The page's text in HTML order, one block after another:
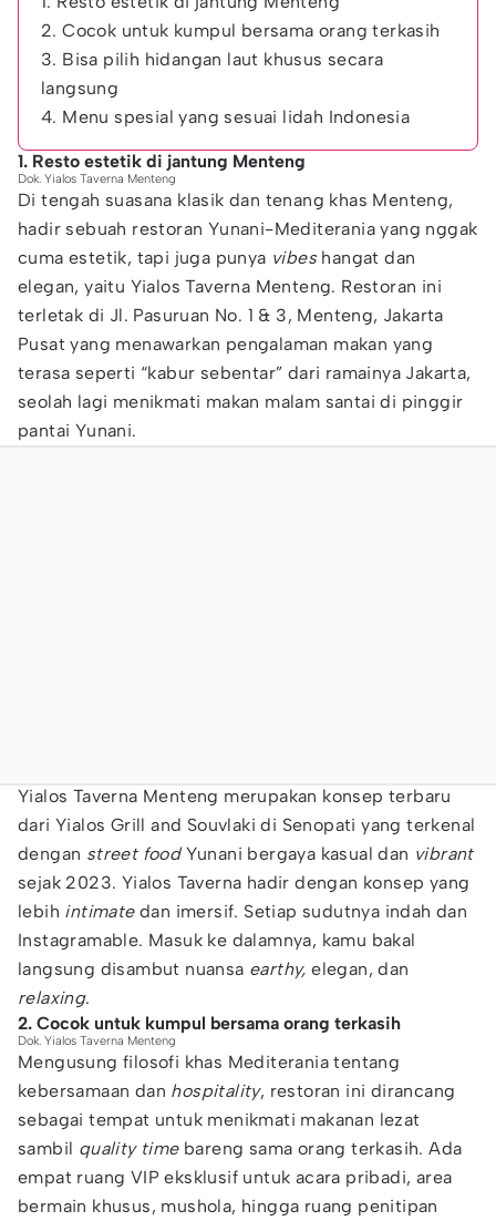
2. Cocok untuk kumpul bersama orang terkasih
3. Bisa pilih hidangan laut khusus secara
langsung
4. Menu spesial yang sesuai lidah Indonesia
1. Resto estetik di jantung Menteng
Dok. Yialos Taverna Menteng
Di tengah suasana klasik dan tenang khas Menteng,
hadir sebuah restoran Yunani-Mediterania yang nggak
cuma estetik, tapi juga punya vibes hangat dan
elegan, yaitu Yialos Taverna Menteng. Restoran ini
terletak di Jl. Pasuruan No. 1 & 3, Menteng, Jakarta
Pusat yang menawarkan pengalaman makan yang
terasa seperti “kabur sebentar” dari ramainya Jakarta,
seolah lagi menikmati makan malam santai di pinggir
pantai Yunani.
Yialos Taverna Menteng merupakan konsep terbaru
dari Yialos Grill and Souvlaki di Senopati yang terkenal
dengan street foodYunani bergaya kasual dan vibrant
sejak 2023. Yialos Taverna hadir dengan konsep yang
lebih intimatedan imersif. Setiap sudutnya indah dan
Instagramable. Masuk ke dalamnya, kamu bakal
langsung disambut nuansa earthy, elegan, dan
relaxing.
2. Cocok untuk kumpul bersama orang terkasih
Dok. Yialos Taverna Menteng
Mengusung filosofi khas Mediterania tentang
kebersamaan dan hospitality, restoran ini dirancang
sebagai tempat untuk menikmati makanan lezat
sambil quality time bareng sama orang terkasih. Ada
empat ruang VIP eksklusif untuk acara pribadi, area
bermain khusus, mushola, hingga ruang penitipan